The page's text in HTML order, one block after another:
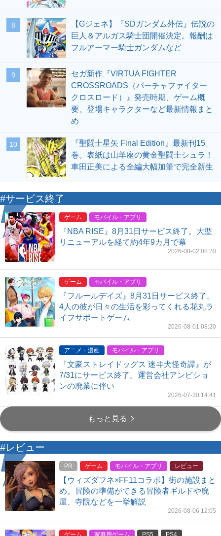
8
【Gジェネ】『SDガンダム外伝』伝説の
巨人＆アルガス騎士団開催決定。報酬は
フルアーマー騎士ガンダムなど
9
セガ新作『VIRTUA FIGHTER
CROSSROADS（バーチャファイター
クロスロード）』発売時期、ゲーム概
要、登場キャラクターなど最新情報まと
め
10
『聖闘士星矢 Final Edition』最新刊15
巻。表紙は山羊座の黄金聖闘士シュラ！
車田正美による全編大幅加筆で完全新生
#サービス終了
ゲーム モバイル・アプリ
『NBA RISE』8月31日サービス終了。大型
リニューアルを経て約4年9カ月で幕
2026-08-02 08:20
ゲーム モバイル・アプリ
『フルールデイズ』8月31日サービス終了。
4人の彼が日々の生活を彩ってくれる花丸ラ
イフサポートゲーム
2026-08-01 08:20
アニメ・漫画 モバイル・アプリ
『文豪ストレイドッグス 迷ヰ犬怪奇譚』が
7/31にサービス終了。運営会社アンビショ
ンの廃業に伴い
2026-07-30 14:41
もっと見る
#レビュー
PR ゲーム モバイル・アプリ レビュー
【ウィズダフネ×FF11コラボ】街の施設まと
め。冒険の準備ができる冒険者ギルドや廃
屋、寺院などを一挙解説
2026-08-06 12:05
ゲーム 家庭用ゲーム PS5 PS4